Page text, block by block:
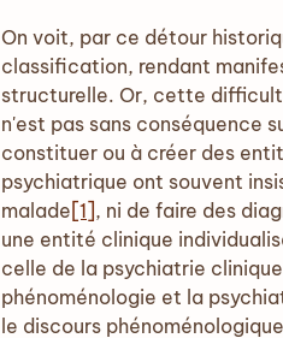
On voit, par ce détour
classification, rendant
structurelle. Or, cette
n'est pas sans conséquence
constituer ou à créer des
psychiatrique ont souvent
malade[1], ni de faire des
une entité clinique
celle de la psychiatrie
phénoménologie et la
le discours